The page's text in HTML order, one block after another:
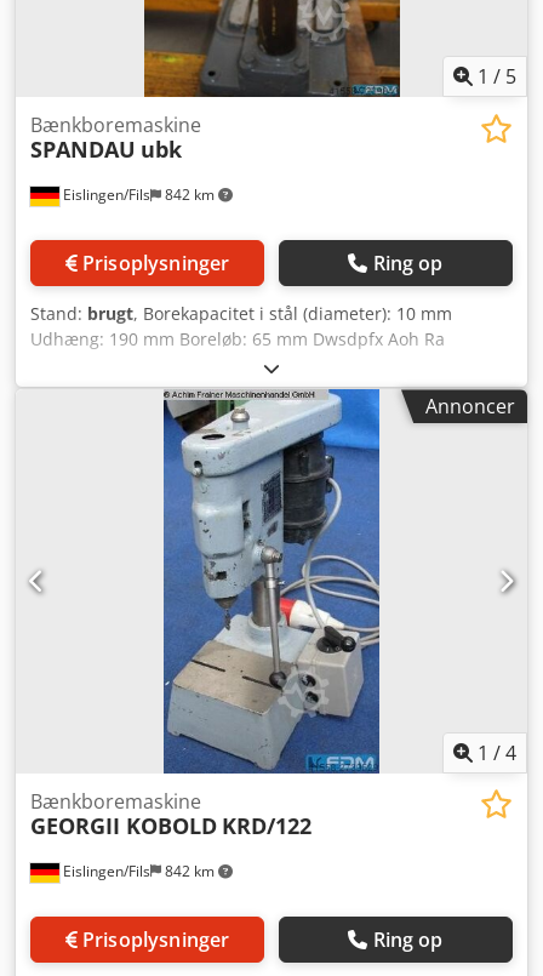
1 / 5
Eislingen/Fils 842 km
Bænkboremaskine
SPANDAU ubk
Prisoplysninger Ring op
Stand: brugt, Borekapacitet i stål (diameter): 10 mm
Udhæng: 190 mm Boreløb: 65 mm Dwsdpfx Aoh Ra
Nxobloa Samlet tilsluttet effekt: 0,5 kW Maskinvægt ca.:
0,05 t Pladsbehov ca.: 0,3 x 0,7 x 0,7 m Søjlediameter: 80
mm Bearbejdet bundplade: Ja Bordstørrelse: 300 x 250 mm
Højdejustering: 0 - 280 mm Omdrejningstal: 950 - 2000
o/min Ældre, meget robust søjleboremaskine med T-spor i
den bearbejdede bundplade, borepatron og et
opspændingsareal på 300 x 250 mm. Bearbejdning af
emner med en højde fra 1 mm til 260 mm samt en
boredybde på 65 mm, med et spindeludhæng på 190 mm.
Maskinens tilstand er, alderen taget i betragtning, god.
Annoncer
1 /4
Eislingen/Fils 842 km
Bænkboremaskine
GEORGII KOBOLD KRD/122
Prisoplysninger Ring op